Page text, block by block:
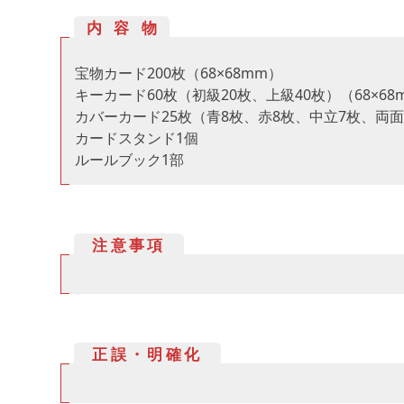
内容物
宝物カード200枚（68×68mm）
キーカード60枚（初級20枚、上級40枚）（
カバーカード25枚（青8枚、赤8枚、中立7枚、両
カードスタンド1個
ルールブック1部
注意事項
正誤・明確化